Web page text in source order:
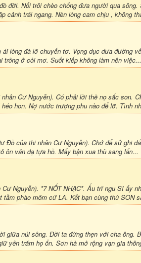
đời. Nổi trôi chèo chống đưa người qua sông.
cảnh trái ngang. Nèn lòng cam chịu , không
lòng đà lỡ chuyến tơ. Vọng dục dưa đường
ở cỏi mơ. Suốt kiếp không làm nên việc...
Cư Nguyễn). Có phải lời thề nọ sắc son.
hon. Nợ nước trượng phu nào để lỡ. Tình
Đồ của thi nhân Cư Nguyễn). Chớ để sử ghi
ôn văn dạ tựa hồ. Mấy bận xua thù sang lấn...
Nguyễn). *7 NỐT NHẠC*. Ấu trĩ ngu SI ấy
phào mõm cứ LA. Kết bạn cùng thù SON
giữa núi sông. Đời ta đừng thẹn với cha ông.
yên trăm họ ổn. Sơn hà mở rộng vạn gia